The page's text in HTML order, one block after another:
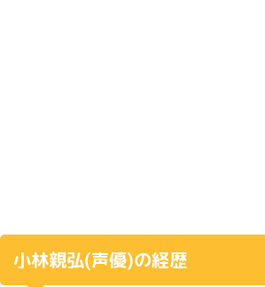
小林親弘(声優)の経歴